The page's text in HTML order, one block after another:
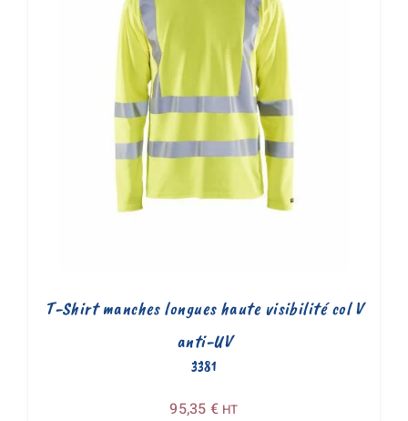
3381
T-Shirt manches longues haute visibilité col V
anti-UV
95,35 € HT